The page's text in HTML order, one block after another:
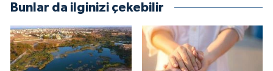
Bunlar da ilginizi çekebilir